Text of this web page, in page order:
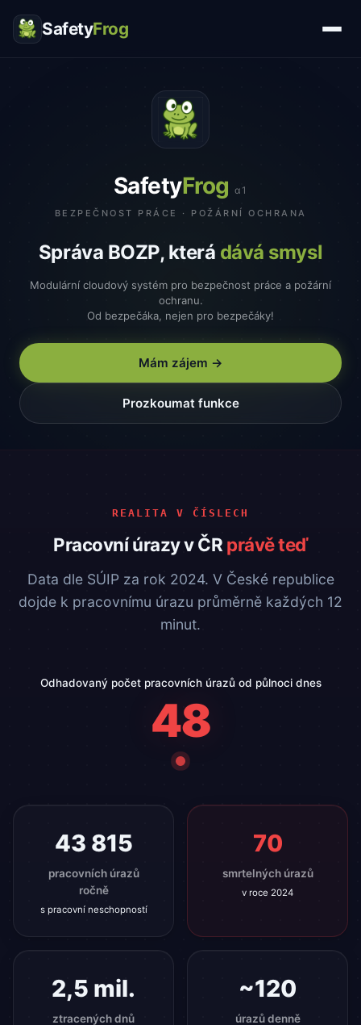
SafetyFrog
SafetyFrog α1
BEZPEČNOST PRÁCE · POŽÁRNÍ OCHRANA
Správa BOZP, která dává smysl
Modulární cloudový systém pro bezpečnost práce a požární
ochranu.
Od bezpečáka, nejen pro bezpečáky!
Mám zájem →
Prozkoumat funkce
REALITA V ČÍSLECH
Pracovní úrazy v ČR právě teď
Data dle SÚIP za rok 2024. V České republice
dojde k pracovnímu úrazu průměrně každých 12
minut.
Odhadovaný počet pracovních úrazů od půlnoci dnes
48
43 815
pracovních úrazů
ročně
s pracovní neschopností
70
smrtelných úrazů
v roce 2024
2,5 mil.
ztracených dnů
~120
úrazů denně